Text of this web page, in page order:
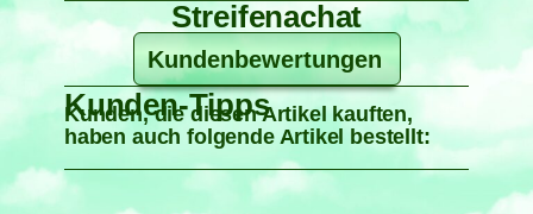
Streifenachat
Kundenbewertungen
Kunden-Tipps
Kunden, die diesen Artikel kauften,
haben auch folgende Artikel bestellt: